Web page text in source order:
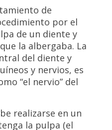
de
por el
de un diente y
la albergaba. La
del diente y
y nervios, es
“el nervio” del
realizarse en un
la pulpa (el